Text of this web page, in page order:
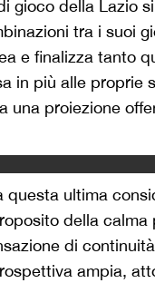
gioco della Lazio
tra i suoi
e finalizza tanto
in più alle proprie
una proiezione
questa ultima
della
di
ampia,